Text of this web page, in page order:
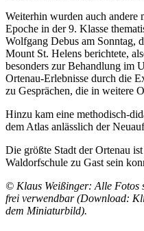
Weiterhin wurden auch andere
Epoche in der 9. Klasse
Wolfgang Debus am Sonntag,
Mount St. Helens berichtete,
besonders zur Behandlung im
Ortenau-Erlebnisse durch die
zu Gesprächen, die in weitere
Hinzu kam eine methodisch-
dem Atlas anlässlich der
Die größte Stadt der Ortenau
Waldorfschule zu Gast sein
© Klaus Weißinger: Alle Fotos
frei verwendbar (Download:
dem Miniaturbild).